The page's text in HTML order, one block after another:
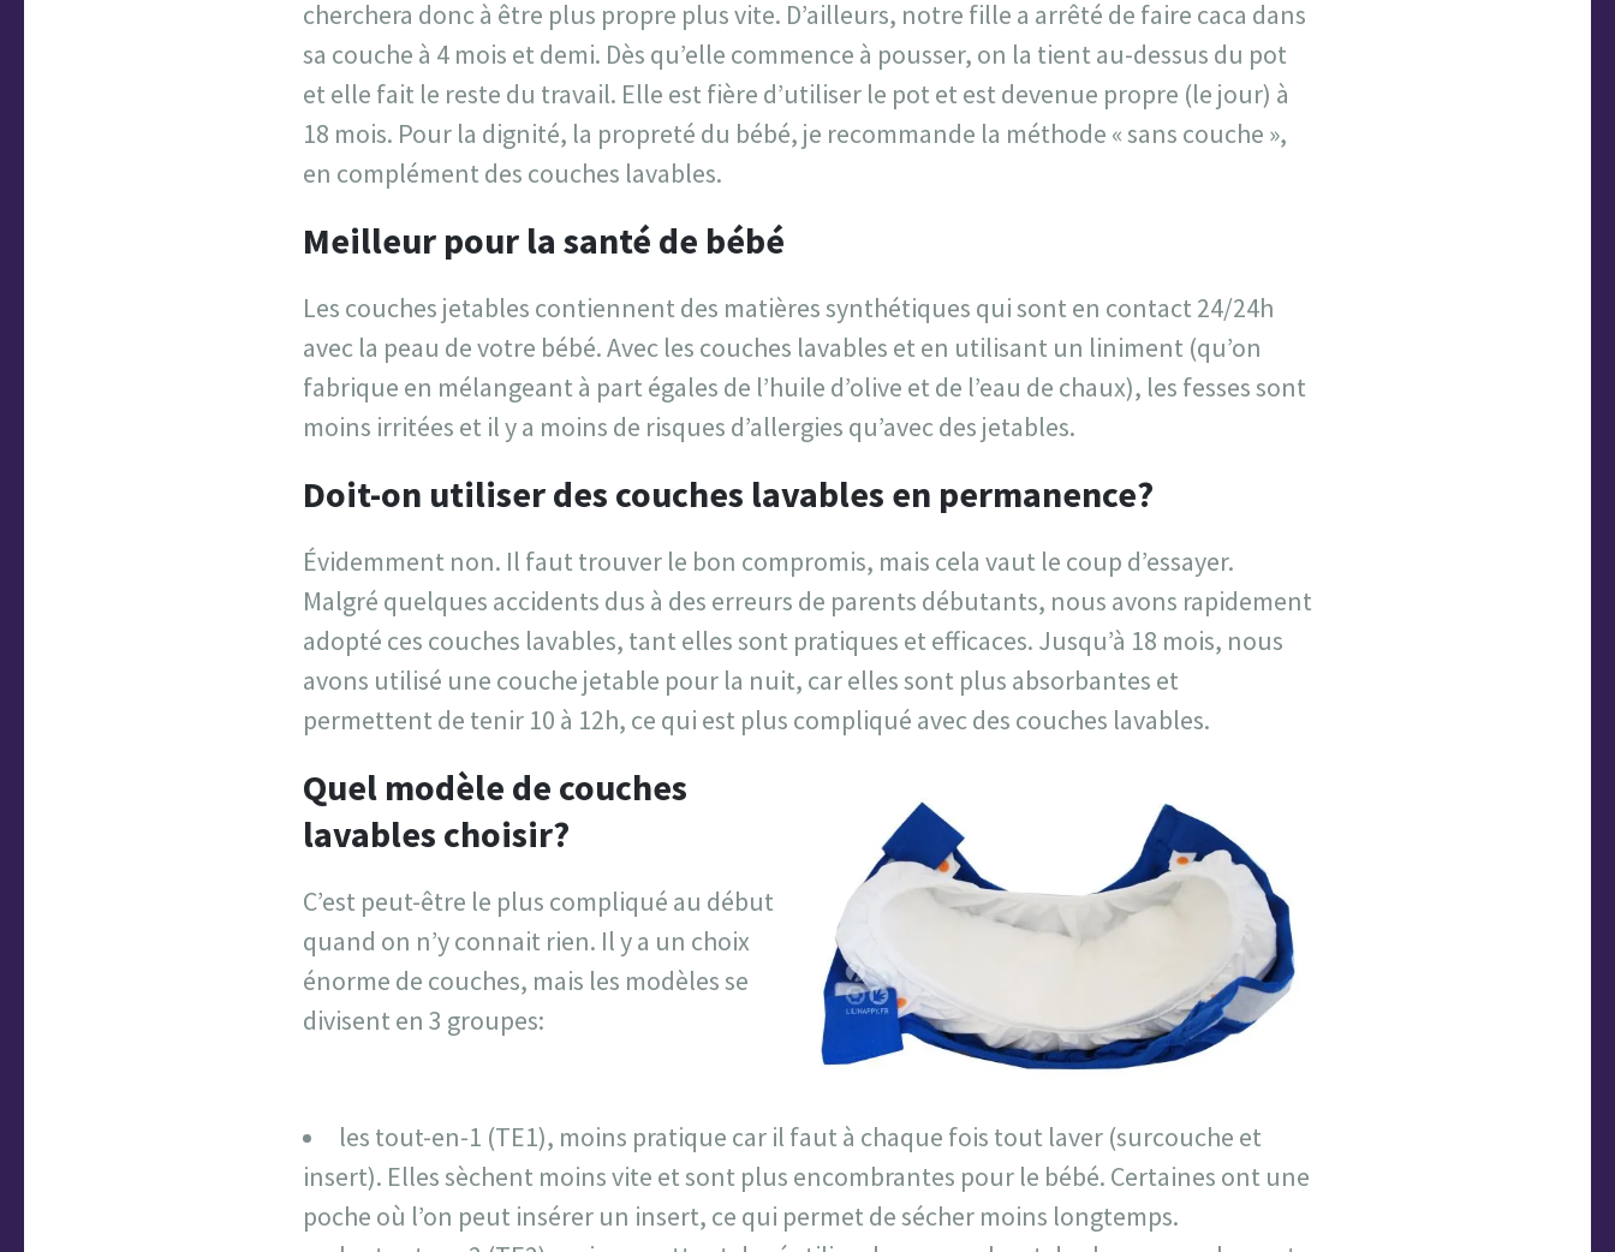
cherchera donc à être plus propre plus vite. D’ailleurs, notre fille a arrêté de faire caca dans
sa couche à 4 mois et demi. Dès qu’elle commence à pousser, on la tient au-dessus du pot
et elle fait le reste du travail. Elle est fière d’utiliser le pot et est devenue propre (le jour) à
18 mois. Pour la dignité, la propreté du bébé, je recommande la méthode « sans couche »,
en complément des couches lavables.
Meilleur pour la santé de bébé
Les couches jetables contiennent des matières synthétiques qui sont en contact 24/24h
avec la peau de votre bébé. Avec les couches lavables et en utilisant un liniment (qu’on
fabrique en mélangeant à part égales de l’huile d’olive et de l’eau de chaux), les fesses sont
moins irritées et il y a moins de risques d’allergies qu’avec des jetables.
Doit-on utiliser des couches lavables en permanence?
Évidemment non. Il faut trouver le bon compromis, mais cela vaut le coup d’essayer.
Malgré quelques accidents dus à des erreurs de parents débutants, nous avons rapidement
adopté ces couches lavables, tant elles sont pratiques et efficaces. Jusqu’à 18 mois, nous
avons utilisé une couche jetable pour la nuit, car elles sont plus absorbantes et
permettent de tenir 10 à 12h, ce qui est plus compliqué avec des couches lavables.
Quel modèle de couches
lavables choisir?
C’est peut-être le plus compliqué au début
quand on n’y connait rien. Il y a un choix
énorme de couches, mais les modèles se
divisent en 3 groupes:
les tout-en-1 (TE1), moins pratique car il faut à chaque fois tout laver (surcouche et
insert). Elles sèchent moins vite et sont plus encombrantes pour le bébé. Certaines ont une
poche où l’on peut insérer un insert, ce qui permet de sécher moins longtemps.